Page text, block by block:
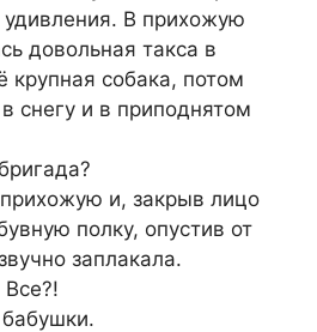
удивления. В прихожую
довольная такса в
крупная собака, потом
снегу и в приподнятом
и, зaкрыв лицо
полку, опустив от
заплакала.